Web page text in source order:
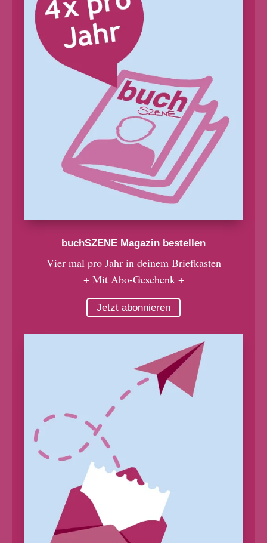
buchSZENE Magazin bestellen
Vier mal pro Jahr in deinem Briefkasten
+ Mit Abo-Geschenk +
Jetzt abonnieren